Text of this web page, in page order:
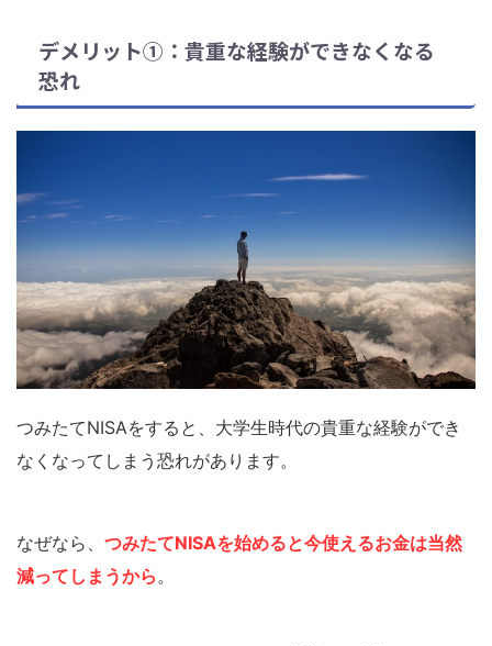
デメリット①：貴重な経験ができなくなる
恐れ
つみたてNISAをすると、大学生時代の貴重な経験ができ
なくなってしまう恐れがあります。
なぜなら、 つみたてNISAを始めると今使えるお金は当然
減ってしまうから。